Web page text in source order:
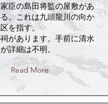
臣の島田将監の屋敷があ
。これは九頭龍川の向か
を指す。
があります。手前に清水
詳細は不明。
Read More